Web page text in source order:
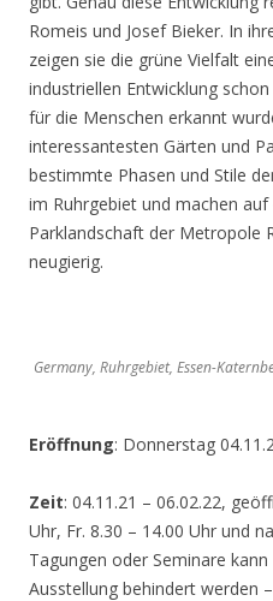
Romeis und Josef Bieker. In
zeigen sie die grüne Vielfalt
industriellen Entwicklung
für die Menschen erkannt
interessantesten Gärten und
bestimmte Phasen und Stile
im Ruhrgebiet und machen auf
Parklandschaft der Metropole
neugierig.
Germany, Ruhrgebiet, Essen-
Eröffnung: Donnerstag
Zeit: 04.11.21 – 06.02.22,
Uhr, Fr. 8.30 – 14.00 Uhr und
Tagungen oder Seminare
Ausstellung behindert werden